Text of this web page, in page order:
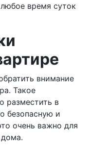
время суток
внимание
Такое
разместить в
безопасную и
очень важно для